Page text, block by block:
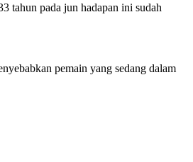
tahun pada jun hadapan ini sudah
pemain yang sedang dalam